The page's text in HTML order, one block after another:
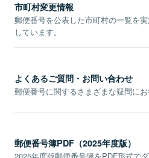
市町村変更情報
郵便番号を公表した市町村の一覧を
しています。
よくあるご質問・お問い合わせ
郵便番号に関するさまざまな疑問にお
郵便番号簿PDF（2025年度版）